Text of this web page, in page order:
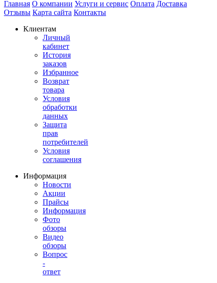
Главная О компании Услуги и сервис Оплата Доставка
Отзывы Карта сайта Контакты
Клиентам
Личный
кабинет
История
заказов
Избранное
Возврат
товара
Условия
обработки
данных
Защита
прав
потребителей
Условия
соглашения
Информация
Новости
Акции
Прайсы
Информация
Фото
обзоры
Видео
обзоры
Вопрос
-
ответ